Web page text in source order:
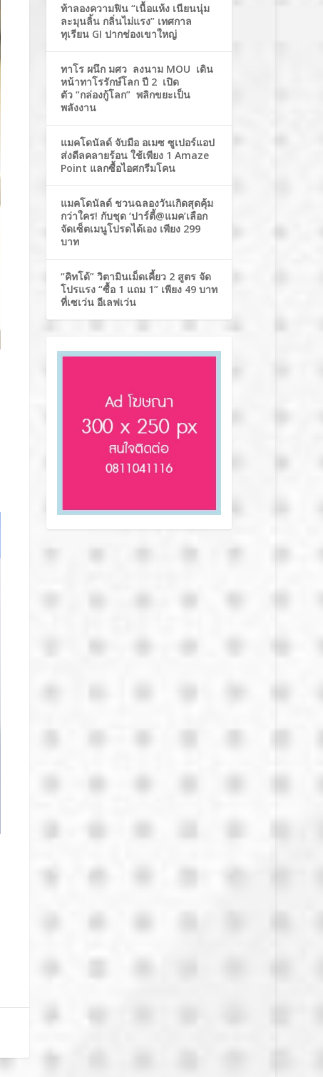
ท้าลองความฟิน “เนื้อแห้ง เนียนนุ่ม
ละมุนลิ้น กลิ่นไม่แรง” เทศกาล
ทุเรียน GI ปากช่องเขาใหญ่
ทาโร ผนึก มศว ลงนาม MOU เดิน
หน้าทาโรรักษ์โลก ปี 2 เปิด
ตัว “กล่องกู้โลก” พลิกขยะเป็น
พลังงาน
แมคโดนัลด์ จับมือ อเมซ ซูเปอร์แอป
ส่งดีลคลายร้อน ใช้เพียง 1 Amaze
Point แลกซื้อไอศกรีมโคน
แมคโดนัลด์ ชวนฉลองวันเกิดสุดคุ้ม
กว่าใคร! กับชุด ‘ปาร์ตี้@แมค’เลือก
จัดเซ็ตเมนูโปรดได้เอง เพียง 299
บาท
“คิทโด้” วิตามินเม็ดเคี้ยว 2 สูตร จัด
โปรแรง “ซื้อ 1 แถม 1” เพียง 49 บาท
ที่เซเว่น อีเลฟเว่น